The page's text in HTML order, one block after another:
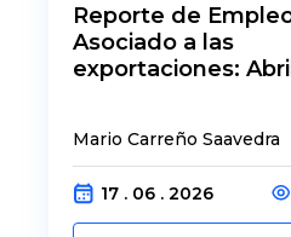
Reporte de
Asociado a las
exportaciones:
Mario Carreño Saavedra
17 . 06 . 2026